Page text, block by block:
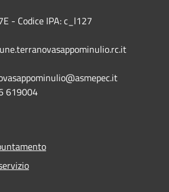
- Codice IPA: c_l127
619004